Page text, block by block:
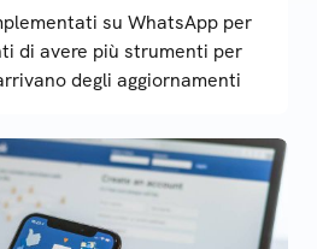
su WhatsApp per
di avere più strumenti per
degli aggiornamenti